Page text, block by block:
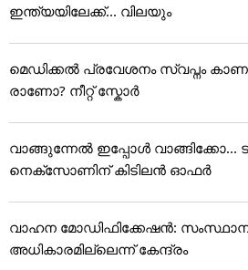
ഇന്ത്യയിലേക്ക്... വിലയും
മെഡിക്കല്‍ പ്രവേശനം സ്വപ്നം
രാണോ? നീറ്റ് സ്കോർ
വാങ്ങുന്നേൽ ഇപ്പോൾ വാങ്ങിക്കോ...
നെക്സോണിന് കിടിലൻ ഓഫർ
വാഹന മോഡിഫിക്കേഷൻ:
അ‌ധികാരമില്ലെന്ന് കേന്ദ്രം